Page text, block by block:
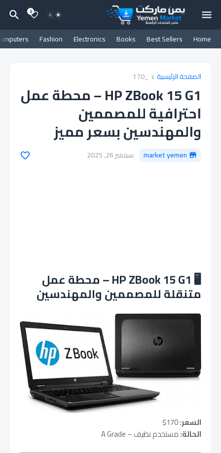
0
Home
Best Sellers
Books
Electronics
Fashion
الصفحة الرئيسية _170
HP ZBook 15 G1 – محطة عمل
احترافية للمصممين
والمهندسين بسعر مميز
market yemen سبتمبر 26, 2025
🖥️ HP ZBook 15 G1 – محطة عمل
متنقلة للمصممين والمهندسين
السعر:
الحالة:مستخدم نظيف – A Grade